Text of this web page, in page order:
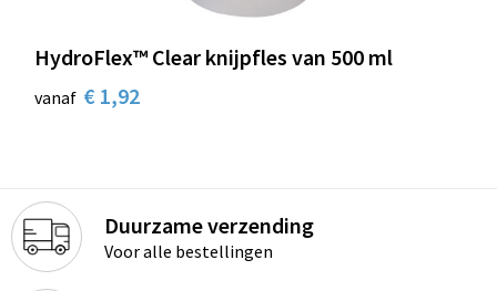
HydroFlex™ Clear knijpfles van 500 ml
vanaf € 1,92
Duurzame verzending
Voor alle bestellingen